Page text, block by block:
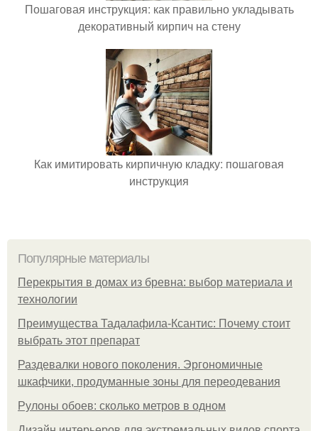
Пошаговая инструкция: как правильно укладывать
декоративный кирпич на стену
Как имитировать кирпичную кладку: пошаговая
инструкция
Популярные материалы
Перекрытия в домах из бревна: выбор материала и
технологии
Преимущества Тадалафила-Ксантис: Почему стоит
выбрать этот препарат
Раздевалки нового поколения. Эргономичные
шкафчики, продуманные зоны для переодевания
Рулоны обоев: сколько метров в одном